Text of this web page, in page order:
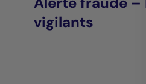
vigilants